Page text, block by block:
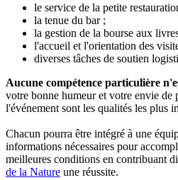
le service de la petite
la tenue du bar ;
la gestion de la bourse aux
l'accueil et l'orientation des
diverses tâches de soutien
Aucune compétence particulière
votre bonne humeur et votre envie de
l'événement sont les qualités les plus
Chacun pourra être intégré à une
informations nécessaires pour
meilleures conditions en contribuant
de la Nature une réussite.